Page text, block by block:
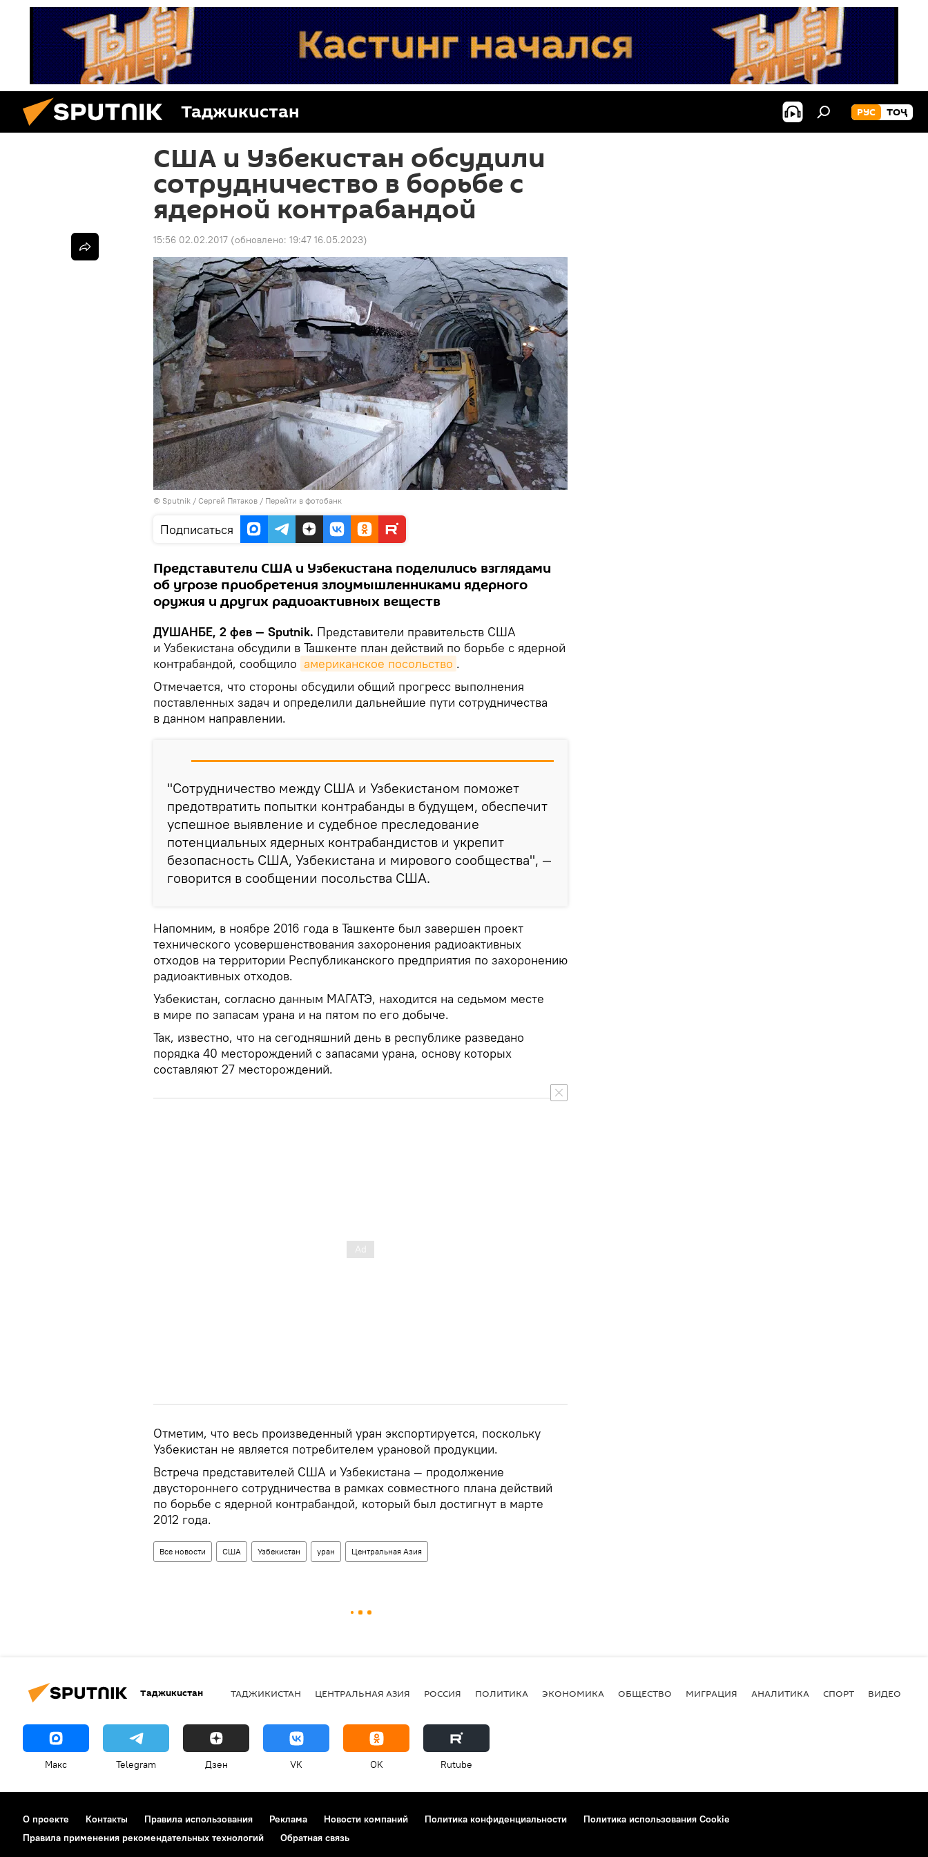
Таджикистан РУС ТОҶ
США и Узбекистан обсудили
сотрудничество в борьбе с
ядерной контрабандой
15:56 02.02.2017 (обновлено: 19:47 16.05.2023)
© Sputnik / Сергей Пятаков / Перейти в фотобанк
Подписаться
Представители США и Узбекистана поделились взглядами
об угрозе приобретения злоумышленниками ядерного
оружия и других радиоактивных веществ
ДУШАНБЕ, 2 фев — Sputnik. Представители правительств США
и Узбекистана обсудили в Ташкенте план действий по борьбе с ядерной
контрабандой, сообщило американское посольство .
Отмечается, что стороны обсудили общий прогресс выполнения
поставленных задач и определили дальнейшие пути сотрудничества
в данном направлении.
"Сотрудничество между США и Узбекистаном поможет
предотвратить попытки контрабанды в будущем, обеспечит
успешное выявление и судебное преследование
потенциальных ядерных контрабандистов и укрепит
безопасность США, Узбекистана и мирового сообщества", —
говорится в сообщении посольства США.
Напомним, в ноябре 2016 года в Ташкенте был завершен проект
технического усовершенствования захоронения радиоактивных
отходов на территории Республиканского предприятия по захоронению
радиоактивных отходов.
Узбекистан, согласно данным МАГАТЭ, находится на седьмом месте
в мире по запасам урана и на пятом по его добыче.
Так, известно, что на сегодняшний день в республике разведано
порядка 40 месторождений с запасами урана, основу которых
составляют 27 месторождений.
Отметим, что весь произведенный уран экспортируется, поскольку
Узбекистан не является потребителем урановой продукции.
Встреча представителей США и Узбекистана — продолжение
двустороннего сотрудничества в рамках совместного плана действий
по борьбе с ядерной контрабандой, который был достигнут в марте
2012 года.
Все новости США Узбекистан уран Центральная Азия
Таджикистан ТАДЖИКИСТАН ЦЕНТРАЛЬНАЯ АЗИЯ РОССИЯ ПОЛИТИКА ЭКОНОМИКА ОБЩЕСТВО МИГРАЦИЯ АНАЛИТИКА СПОРТ ВИДЕО
Макс Telegram Дзен VK OK Rutube
О проекте Контакты Правила использования Реклама Новости компаний Политика конфиденциальности
Политика использования Cookie
Правила применения рекомендательных технологий
Обратная связь